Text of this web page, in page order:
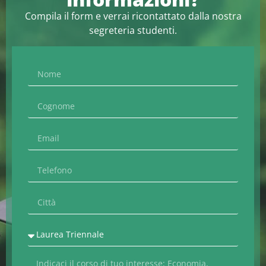
Compila il form e verrai ricontattato dalla nostra
segreteria studenti.